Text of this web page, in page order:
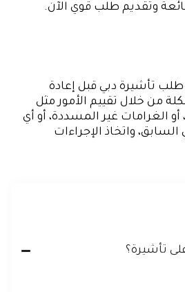
وتقديم طلب قوي الآن.
تأشيرة دبي قبل إعادة
من خلال تقييم الأمور مثل
الغرامات غير المسددة، أو أي
واتخاذ الإجراءات
تأشيرة؟